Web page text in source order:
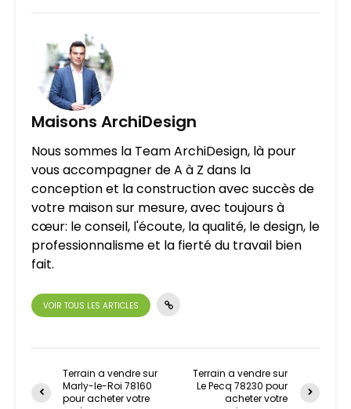
Maisons ArchiDesign
Nous sommes la Team ArchiDesign, là pour
vous accompagner de A à Z dans la
conception et la construction avec succès de
votre maison sur mesure, avec toujours à
cœur: le conseil, l'écoute, la qualité, le design, le
professionnalisme et la fierté du travail bien
fait.
VOIR TOUS LES ARTICLES
Terrain a vendre sur
Marly-le-Roi 78160
pour acheter votre
Terrain a vendre sur
Le Pecq 78230 pour
acheter votre